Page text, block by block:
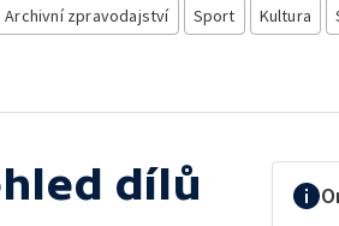
Archivní zpravodajství Sport Kultura
dílů